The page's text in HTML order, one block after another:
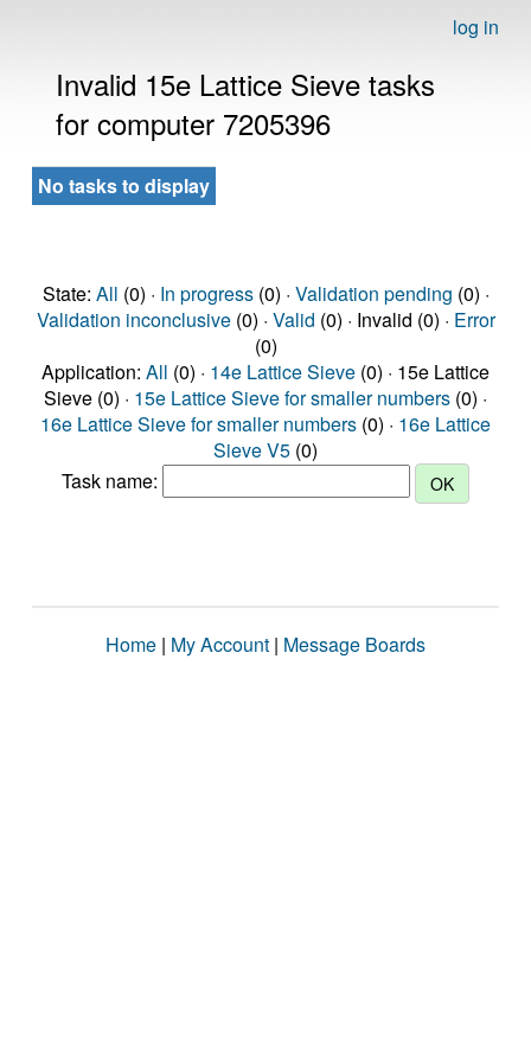
log in
Invalid 15e Lattice Sieve tasks
for computer 7205396
No tasks to display
State: All (0) · In progress(0) · Validation pending (0) ·
Validation inconclusive(0) · Valid (0) · Invalid (0) · Error
(0)
Application: All (0) · 14e Lattice Sieve (0) · 15e Lattice
Sieve (0) · 15e Lattice Sieve for smaller numbers (0) ·
16e Lattice Sieve for smaller numbers (0) · 16e Lattice
Sieve V5 (0)
Task name:
Home | My Account | Message Boards